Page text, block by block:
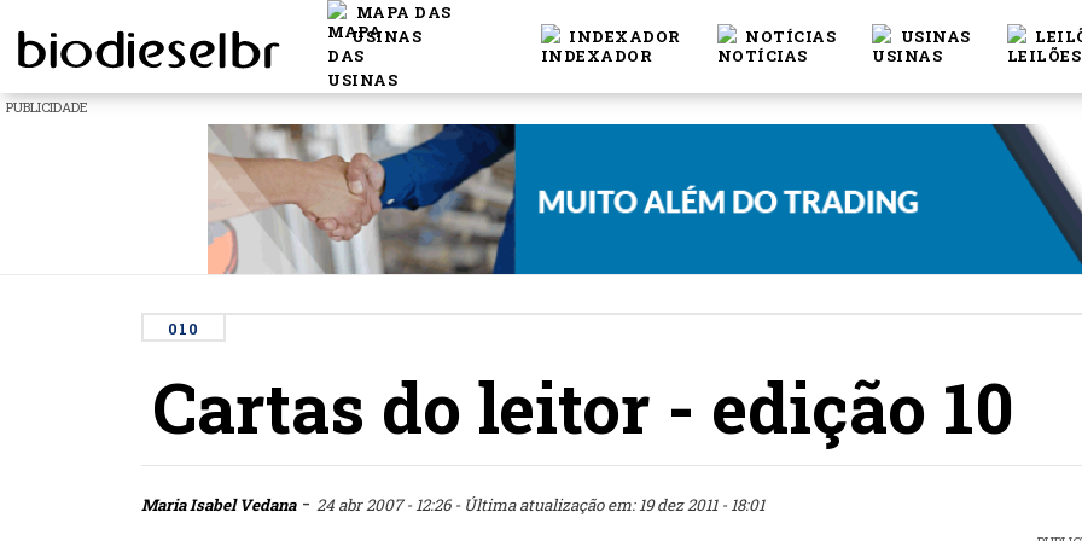
MAPA DAS
USINAS
INDEXADOR NOTÍCIAS USINAS
PUBLICIDADE
010
Cartas do leitor - edição 10
Maria Isabel Vedana- 24 abr 2007 - 12:26 - Última atualização em: 19 dez 2011 - 18:01